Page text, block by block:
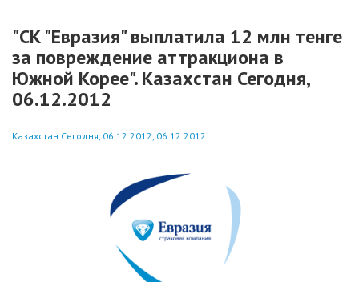
"СК "Евразия" выплатила 12 млн тенге
за повреждение аттракциона в
Южной Корее". Казахстан Сегодня,
06.12.2012
Казахстан Сегодня, 06.12.2012, 06.12.2012